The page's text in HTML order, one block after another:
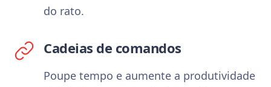
do rato.
Cadeias de comandos
Poupe tempo e aumente a produtividade